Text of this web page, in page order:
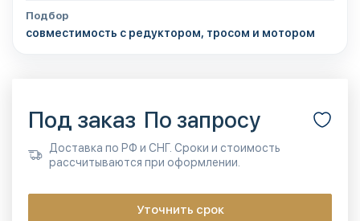
Подбор
совместимость с редуктором, тросом и мотором
Под заказ По запросу
Доставка по РФ и СНГ. Сроки и стоимость
рассчитываются при оформлении.
Уточнить срок